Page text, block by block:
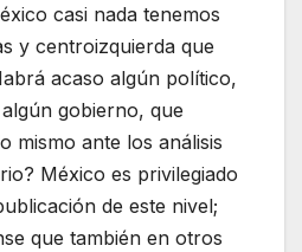
casi nada tenemos
y centroizquierda que
acaso algún político,
gobierno, que
mismo ante los análisis
México es privilegiado
de este nivel;
que también en otros